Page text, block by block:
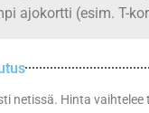
ajokortti (esim. T-
netissä. Hinta